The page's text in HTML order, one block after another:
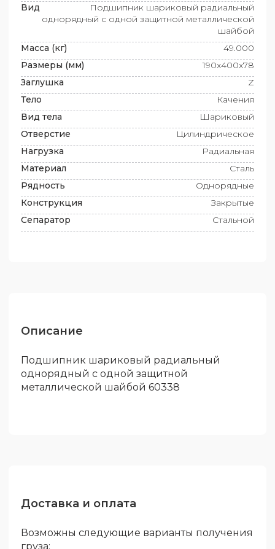
Вид
Подшипник шариковый радиальный
однорядный с одной защитной металлической
шайбой
Масса (кг)
49.000
Размеры (мм)
190x400x78
Заглушка
Z
Тело
Качения
Вид тела
Шариковый
Отверстие
Цилиндрическое
Нагрузка
Радиальная
Материал
Сталь
Рядность
Однорядные
Конструкция
Закрытые
Сепаратор
Стальной
Описание
Подшипник шариковый радиальный
однорядный с одной защитной
металлической шайбой 60338
Доставка и оплата
Возможны следующие варианты получения
груза: